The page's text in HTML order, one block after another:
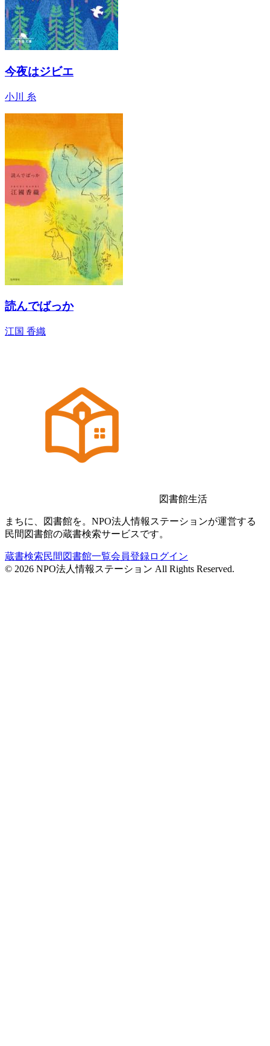
今夜はジビエ
小川 糸
読んでばっか
江国 香織
図書館生活
まちに、図書館を。NPO法人情報ステーションが運営する
民間図書館の蔵書検索サービスです。
蔵書検索民間図書館一覧会員登録ログイン
© 2026 NPO法人情報ステーション All Rights Reserved.